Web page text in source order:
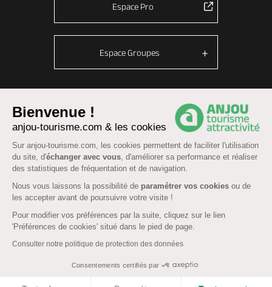
Bienvenue !
anjou-tourisme.com & les cookies
Sur anjou-tourisme.com, les cookies permettent de faciliter l'utilisation
du site, d'échanger avec vous, d'améliorer sa performance et réaliser
des statistiques de fréquentation et de navigation.
Nous vous laissons la possibilité de paramétrer vos cookies ou de
les accepter avant de poursuivre votre visite !
Pour modifier vos préférences par la suite, cliquez sur le lien
'Préférences de cookies' situé dans le pied de page.
Consulter notre politique de protection des données
Consentements certifiés par
Espace Pro
Espace Groupes
© Anjou tourisme 2026 - Fonctionnement du site
Mentions légales-Données personnelles-Cookies
CGU Réservation-Accessibilité : partiellement conforme